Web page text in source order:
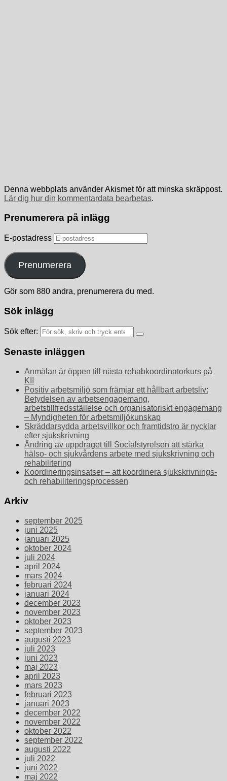
Denna webbplats använder Akismet för att minska skräppost.
Lär dig hur din kommentardata bearbetas.
Prenumerera på inlägg
E-postadress
Prenumerera
Gör som 880 andra, prenumerera du med.
Sök inlägg
Sök efter:
Senaste inläggen
Anmälan är öppen till nästa rehabkoordinatorkurs på
KI!
Positiv arbetsmiljö som främjar ett hållbart arbetsliv:
Betydelsen av arbetsengagemang,
arbetstillfredsställelse och organisatoriskt engagemang
– Myndigheten för arbetsmiljökunskap
Skräddarsydda arbetsvillkor och framtidstro är nycklar
efter sjukskrivning
Ändring av uppdraget till Socialstyrelsen att stärka
hälso- och sjukvårdens arbete med sjukskrivning och
rehabilitering
Koordineringsinsatser – att koordinera sjukskrivnings-
och rehabiliteringsprocessen
Arkiv
september 2025
juni 2025
januari 2025
oktober 2024
juli 2024
april 2024
mars 2024
februari 2024
januari 2024
december 2023
november 2023
oktober 2023
september 2023
augusti 2023
juli 2023
juni 2023
maj 2023
april 2023
mars 2023
februari 2023
januari 2023
december 2022
november 2022
oktober 2022
september 2022
augusti 2022
juli 2022
juni 2022
maj 2022